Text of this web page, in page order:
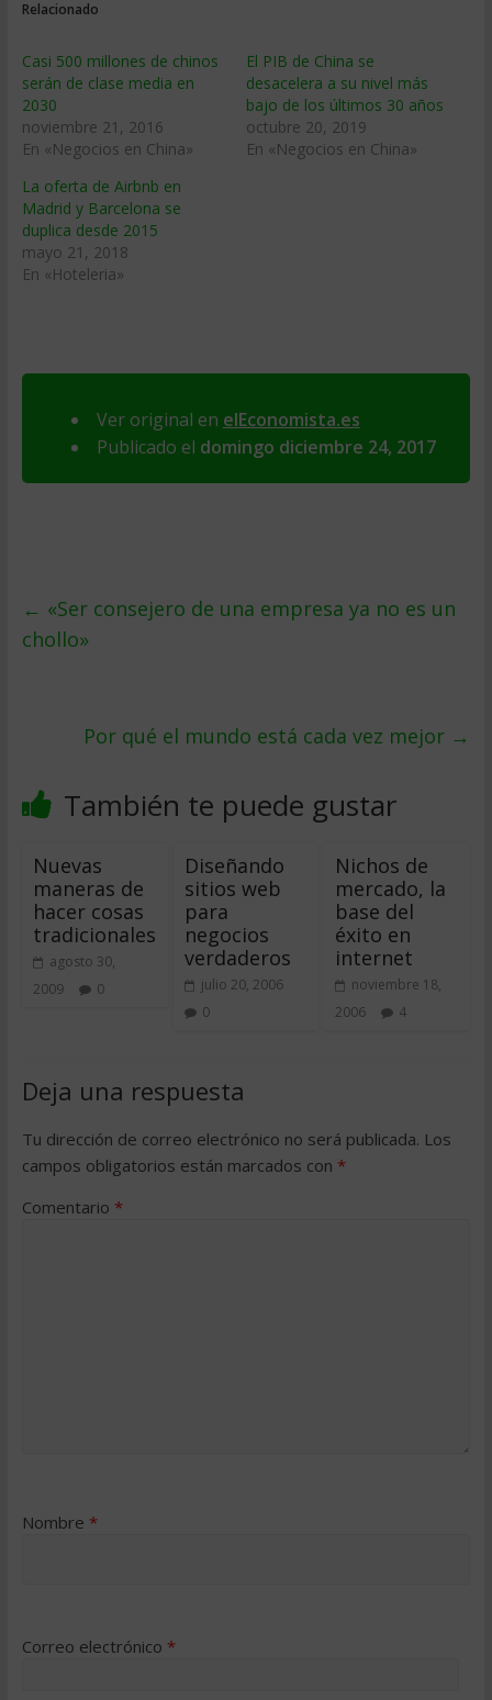
Relacionado
Casi 500 millones de chinos
serán de clase media en
2030
noviembre 21, 2016
En «Negocios en China»
El PIB de China se
desacelera a su nivel más
bajo de los últimos 30 años
octubre 20, 2019
En «Negocios en China»
La oferta de Airbnb en
Madrid y Barcelona se
duplica desde 2015
mayo 21, 2018
En «Hoteleria»
Ver original en elEconomista.es
Publicado el domingo diciembre 24, 2017
← «Ser consejero de una empresa ya no es un
chollo»
Por qué el mundo está cada vez mejor →
También te puede gustar
Nuevas
maneras de
hacer cosas
tradicionales
agosto 30,
2009
0
Diseñando
sitios web
para
negocios
verdaderos
julio 20, 2006
0
Nichos de
mercado, la
base del
éxito en
internet
noviembre 18,
2006
4
Deja una respuesta
Tu dirección de correo electrónico no será publicada. Los
campos obligatorios están marcados con *
Comentario *
Nombre *
Correo electrónico *